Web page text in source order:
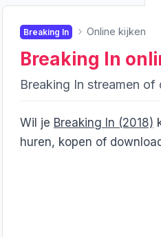
Breaking In Online kijken
Breaking In
Breaking In streamen of
Wil je Breaking In (2018)
huren, kopen of